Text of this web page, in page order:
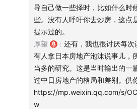
多角度论证「为什么现在是
识别周期很多时候就是要与
如果每个家庭只能持有两套
未来什么样的盘会涨幅更大？
导自己做一些择时，比如什么时
些。没有人呼吁你去炒房，这点
提示过的。
厚望
: 还有，我也很讨厌每
有人拿日本房地产泡沫说事儿，
当多的研究。这是当时输出的一
过中日房地产的格局和差别。供
https://mp.weixin.qq.com/s/
w